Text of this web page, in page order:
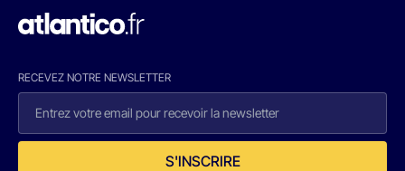
RECEVEZ NOTRE NEWSLETTER
S'INSCRIRE